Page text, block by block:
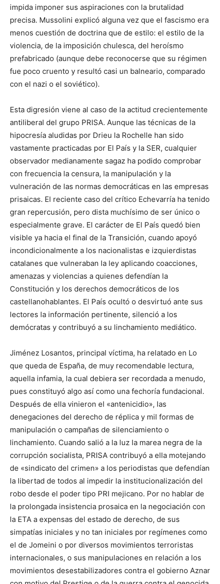
impida imponer sus aspiraciones con la brutalidad
precisa. Mussolini explicó alguna vez que el fascismo era
menos cuestión de doctrina que de estilo: el estilo de la
violencia, de la imposición chulesca, del heroísmo
prefabricado (aunque debe reconocerse que su régimen
fue poco cruento y resultó casi un balneario, comparado
con el nazi o el soviético).
Esta digresión viene al caso de la actitud crecientemente
antiliberal del grupo PRISA. Aunque las técnicas de la
hipocresía aludidas por Drieu la Rochelle han sido
vastamente practicadas por El País y la SER, cualquier
observador medianamente sagaz ha podido comprobar
con frecuencia la censura, la manipulación y la
vulneración de las normas democráticas en las empresas
prisaicas. El reciente caso del crítico Echevarría ha tenido
gran repercusión, pero dista muchísimo de ser único o
especialmente grave. El carácter de El País quedó bien
visible ya hacia el final de la Transición, cuando apoyó
incondicionalmente a los nacionalistas e izquierdistas
catalanes que vulneraban la ley aplicando coacciones,
amenazas y violencias a quienes defendían la
Constitución y los derechos democráticos de los
castellanohablantes. El País ocultó o desvirtuó ante sus
lectores la información pertinente, silenció a los
demócratas y contribuyó a su linchamiento mediático.
Jiménez Losantos, principal víctima, ha relatado en Lo
que queda de España, de muy recomendable lectura,
aquella infamia, la cual debiera ser recordada a menudo,
pues constituyó algo así como una fechoría fundacional.
Después de ella vinieron el «antenicidio», las
denegaciones del derecho de réplica y mil formas de
manipulación o campañas de silenciamiento o
linchamiento. Cuando salió a la luz la marea negra de la
corrupción socialista, PRISA contribuyó a ella motejando
de «sindicato del crimen» a los periodistas que defendían
la libertad de todos al impedir la institucionalización del
robo desde el poder tipo PRI mejicano. Por no hablar de
la prolongada insistencia prosaica en la negociación con
la ETA a expensas del estado de derecho, de sus
simpatías iniciales y no tan iniciales por regímenes como
el de Jomeini o por diversos movimientos terroristas
internacionales, o sus manipulaciones en relación a los
movimientos desestabilizadores contra el gobierno Aznar